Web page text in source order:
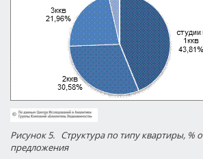
Рисунок 5. Структура по типу квартиры, %
предложения